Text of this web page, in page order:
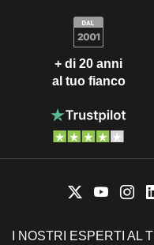
+ di 20 anni
al tuo fianco
I NOSTRI ESPERTI AL